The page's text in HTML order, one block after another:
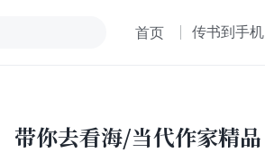
首页 传书到手机
带你去看海/当代作家精品